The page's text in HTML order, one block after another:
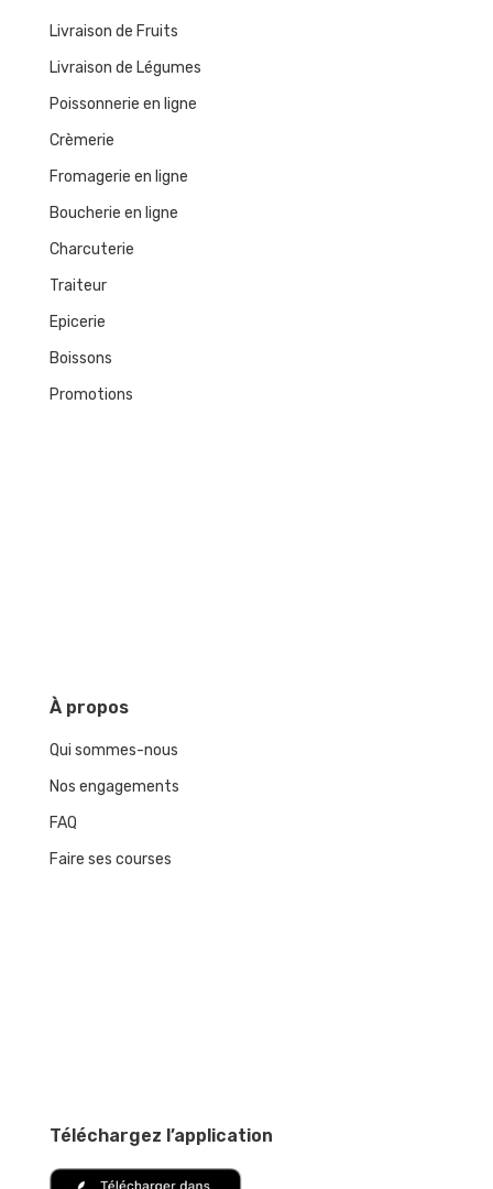
Livraison de Fruits
Livraison de Légumes
Poissonnerie en ligne
Crèmerie
Fromagerie en ligne
Boucherie en ligne
Charcuterie
Traiteur
Epicerie
Boissons
Promotions
Àpropos
Qui sommes-nous
Nos engagements
FAQ
Faire ses courses
Téléchargez l’application